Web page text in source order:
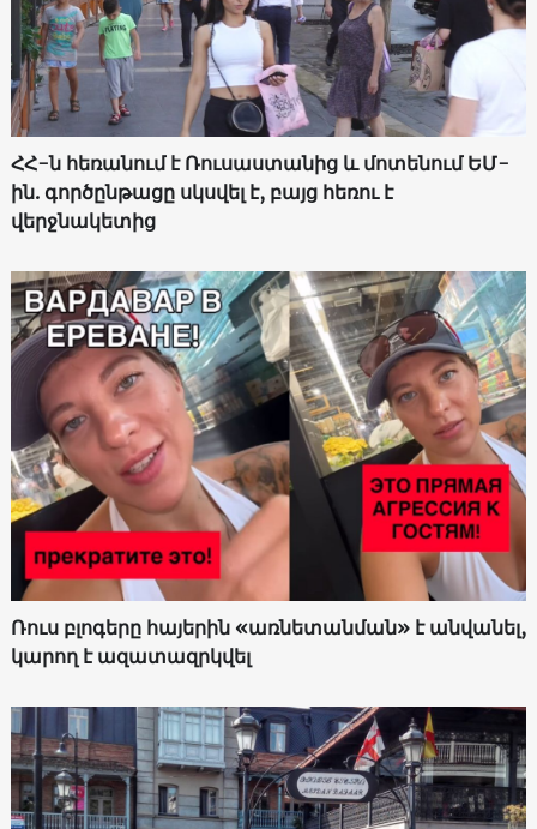
ՀՀ-ն հեռանում է Ռուսաստանից և մոտենում ԵՄ-
ին. գործընթացը սկսվել է, բայց հեռու է
վերջնակետից
Ռուս բլոգերը հայերին «առնետանման» է անվանել,
կարող է ազատազրկվել